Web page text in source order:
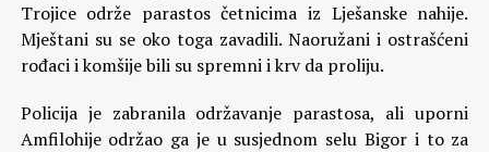
Trojice održe parastos četnicima iz Lješanske nahije.
Mještani su se oko toga zavadili. Naoružani i ostrašćeni
rođaci i komšije bili su spremni i krv da proliju.
Policija je zabranila održavanje parastosa, ali uporni
Amfilohije održao ga je u susjednom selu Bigor i to za